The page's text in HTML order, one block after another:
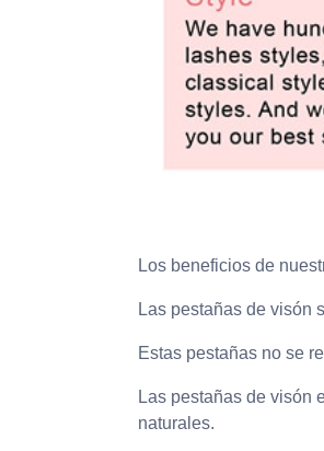
Los beneficios de
Las pestañas de visón
Estas pestañas no se
Las pestañas de visón
naturales.